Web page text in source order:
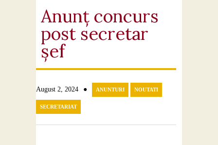
Anunț concurs
post secretar
șef
August 2, 2024 ● ANUNTURI NOUTATI
SECRETARIAT